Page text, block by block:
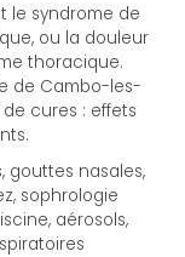
le syndrome de
ou la douleur
thoracique.
de Cambo-les-
cures : effets
gouttes nasales,
sophrologie
aérosols,